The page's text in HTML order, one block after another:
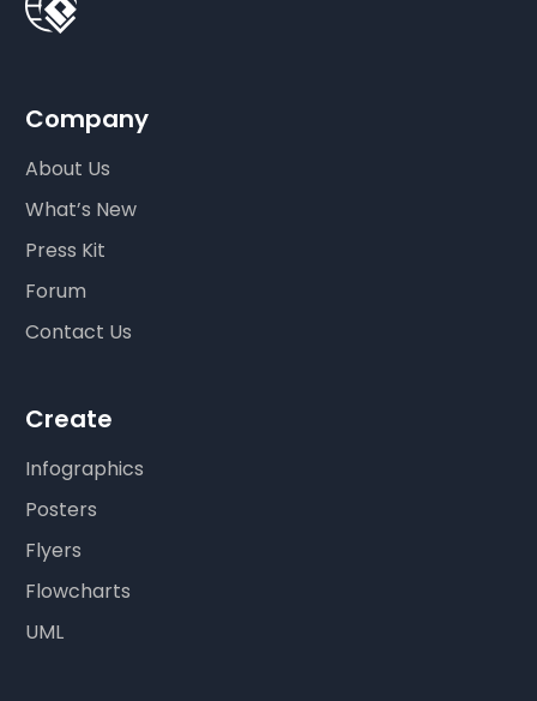
Company
About Us
What’s New
Press Kit
Forum
Contact Us
Create
Infographics
Posters
Flyers
Flowcharts
UML